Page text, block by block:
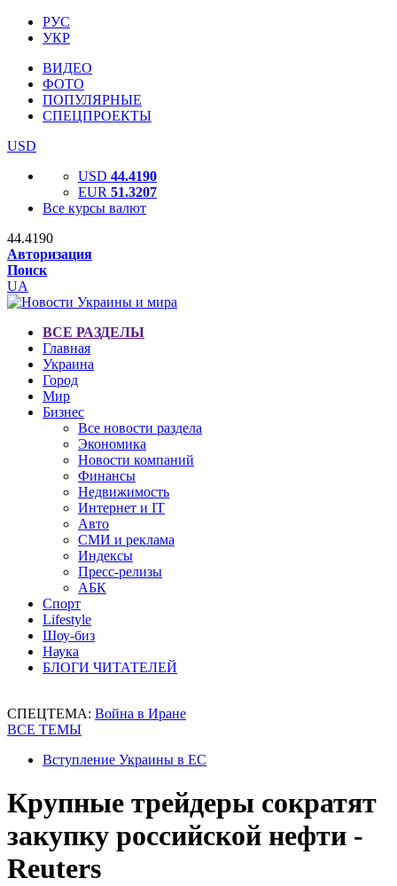
РУС
УКР
ВИДЕО
ФОТО
ПОПУЛЯРНЫЕ
СПЕЦПРОЕКТЫ
USD
USD 44.4190
EUR 51.3207
Все курсы валют
44.4190
Авторизация
Поиск
UA
ВСЕ РАЗДЕЛЫ
Главная
Украина
Город
Мир
Бизнес
Все новости раздела
Экономика
Новости компаний
Финансы
Недвижимость
Интернет и IT
Авто
СМИ и реклама
Индексы
Пресс-релизы
АБК
Спорт
Lifestyle
Шоу-биз
Наука
БЛОГИ ЧИТАТЕЛЕЙ
СПЕЦТЕМА: Война в Иране
ВСЕ ТЕМЫ
Вступление Украины в ЕС
Крупные трейдеры сократят
закупку российской нефти -
Reuters